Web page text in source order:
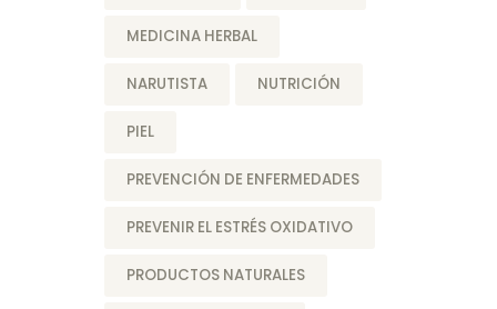
MEDICINA HERBAL
NARUTISTA NUTRICIÓN
PIEL
PREVENCIÓN DE ENFERMEDADES
PREVENIR EL ESTRÉS OXIDATIVO
PRODUCTOS NATURALES